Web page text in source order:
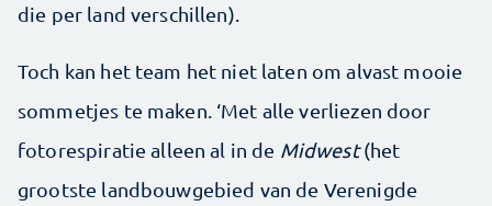
die per land verschillen).
Toch kan het team het niet laten om alvast mooie
sommetjes te maken. ‘Met alle verliezen door
fotorespiratie alleen al in de Midwest(het
grootste landbouwgebied van de Verenigde